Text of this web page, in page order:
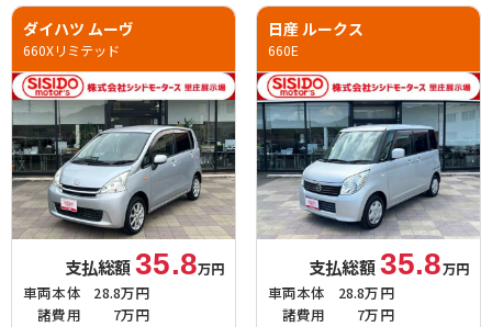
ダイハツ ムーヴ
660Xリミテッド
支払総額35.8万円
車両本体
28.8万円
諸費用
7万円
日産 ルークス
660E
支払総額35.8万円
車両本体
28.8万円
諸費用
7万円